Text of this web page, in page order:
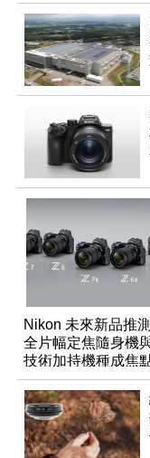
Nikon 未來新品推
全片幅定焦隨身機
技術加持機種成焦